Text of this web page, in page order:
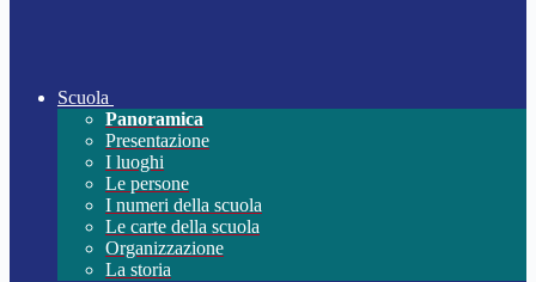
Scuola
Panoramica
Presentazione
I luoghi
Le persone
I numeri della scuola
Le carte della scuola
Organizzazione
La storia